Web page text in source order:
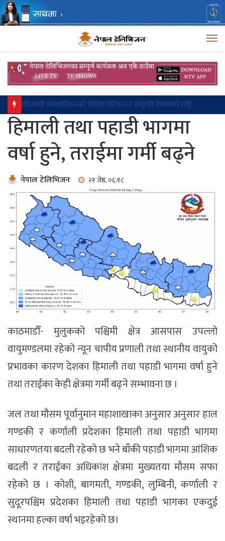
हिमाली तथा पहाडी भागमा
वर्षा हुने, तराईमा गर्मी बढ्ने
नेपाल टेलिभिजन २१ जेष्ठ, ०६:१८
काठमाडौँ- मुलुकको पश्चिमी क्षेत्र आसपास उपल्लो
वायुमण्डलमा रहेको न्यून चापीय प्रणाली तथा स्थानीय वायुको
प्रभावका कारण देशका हिमाली तथा पहाडी भागमा वर्षा हुने
तथा तराईका केही क्षेत्रमा गर्मी बढ्ने सम्भावना छ ।
जल तथा मौसम पूर्वानुमान महाशाखाका अनुसार अनुसार हाल
गण्डकी र कर्णाली प्रदेशका हिमाली तथा पहाडी भागमा
साधारणतया बदली रहेको छ भने बाँकी पहाडी भागमा आंशिक
बदली र तराईका अधिकांश क्षेत्रमा मुख्यतया मौसम सफा
रहेको छ । कोशी, बागमती, गण्डकी, लुम्बिनी, कर्णाली र
सुदूरपश्चिम प्रदेशका हिमाली तथा पहाडी भागका एकदुई
स्थानमा हल्का वर्षा भइरहेको छ।